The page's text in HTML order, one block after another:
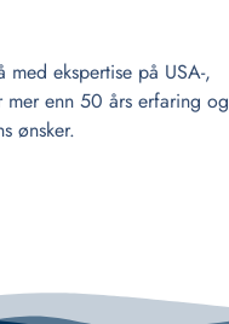
med ekspertise på USA-,
enn 50 års erfaring og
ønsker.